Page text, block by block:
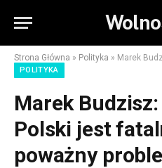
Strona Główna » Polityka » Marek Budzisz:
POLITYKA
Marek
Polski jest
poważny